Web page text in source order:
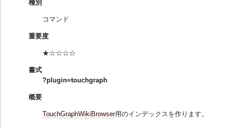
種別
コマンド
重要度
★☆☆☆☆
書式
?plugin=touchgraph
概要
TouchGraphWikiBrowser用のインデックスを作ります。